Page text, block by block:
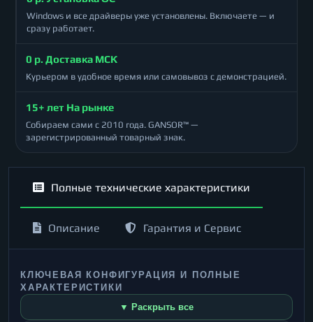
Windows и все драйверы уже установлены. Включаете — и
сразу работает.
0 р. Доставка МСК
Курьером в удобное время или самовывоз с демонстрацией.
15+ лет На рынке
Собираем сами с 2010 года. GANSOR™ —
зарегистрированный товарный знак.
Полные технические характеристики
Описание Гарантия и Сервис
КЛЮЧЕВАЯ КОНФИГУРАЦИЯ И ПОЛНЫЕ
ХАРАКТЕРИСТИКИ
▼ Раскрыть все